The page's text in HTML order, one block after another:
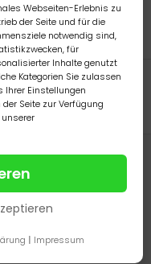
Webseiten-Erlebnis zu
der Seite und für die
notwendig sind,
für
Inhalte genutzt
Kategorien Sie zulassen
Ihrer Einstellungen
Seite zur Verfügung
| Impressum